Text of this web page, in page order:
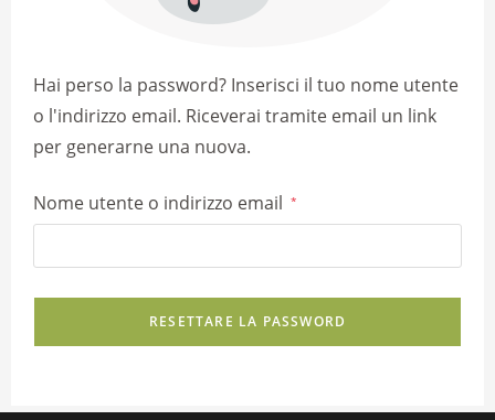
Hai perso la password? Inserisci il tuo nome utente
o l'indirizzo email. Riceverai tramite email un link
per generarne una nuova.
Nome utente o indirizzo email *
RESETTARE LA PASSWORD